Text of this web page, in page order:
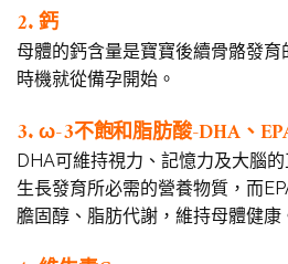
2. 鈣
母體的鈣含量是寶寶後續骨骼發
時機就從備孕開始。
3. ω-3不飽和脂肪酸-DHA、
DHA可維持視力、記憶力及大腦
生長發育所必需的營養物質，而
膽固醇、脂肪代謝，維持母體健康